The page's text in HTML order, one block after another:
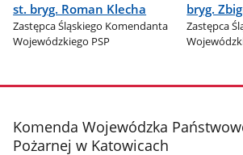
st. bryg. Roman Klecha
Zastępca Śląskiego Komendanta
Wojewódzkiego PSP
bryg.
Zastępca
stopka
Komenda Wojewódzka
Pożarnej w Katowicach